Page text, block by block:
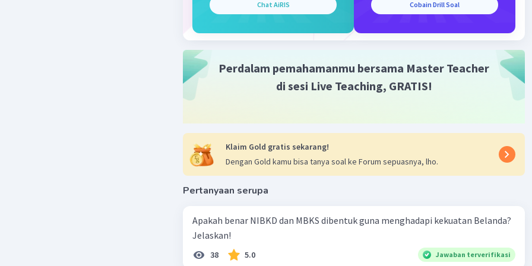
perdagangan, dan peristiwa ekonomi lainnya.
lainnya.
Beri Rating·5.0(2)
Jawaban terverifikasi
Peristiwa yang menjadi objek penelitian sejarah bisa bervariasi,
tergantung pada periode waktu, wilayah geografis, dan topik yang
Chat AiRIS Cobain Drill Soal
Perdalam pemahamanmu bersama Master Teacher
di sesi Live Teaching, GRATIS!
Klaim Gold gratis sekarang!
Dengan Gold kamu bisa tanya soal ke Forum sepuasnya, lho.
Pertanyaan serupa
Apakah benar NIBKD dan MBKS dibentuk guna menghadapi kekuatan Belanda?
Jelaskan!
38 5.0 Jawaban terverifikasi